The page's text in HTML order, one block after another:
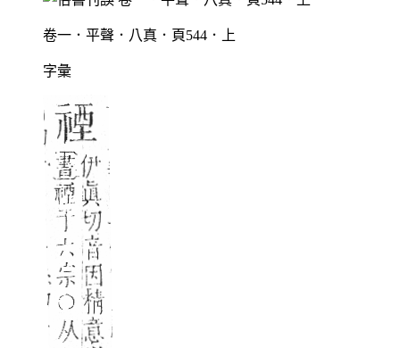
卷一．平聲．八真．頁544．上
字彙